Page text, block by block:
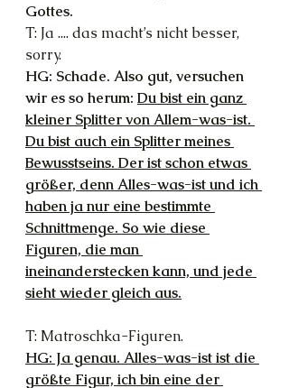
Gottes.
T: Ja .... das macht’s nicht besser,
sorry.
HG: Schade. Also gut, versuchen
wir es so herum: Du bist ein ganz
kleiner Splitter von Allem-was-ist.
Du bist auch ein Splitter meines
Bewusstseins. Der ist schon etwas
größer, denn Alles-was-ist und ich
haben ja nur eine bestimmte
Schnittmenge. So wie diese
Figuren, die man
ineinanderstecken kann, und jede
sieht wieder gleich aus.
T: Matroschka-Figuren.
HG: Ja genau. Alles-was-ist ist die
größte Figur, ich bin eine der